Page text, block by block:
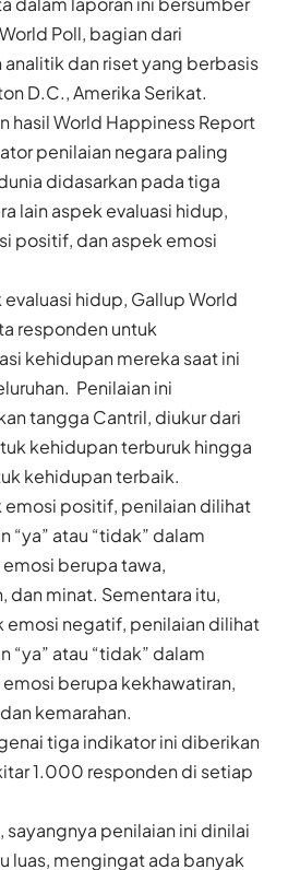
Poll, bagian dari
analitik dan riset yang berbasis
D.C., Amerika Serikat.
hasil World Happiness Report
penilaian negara paling
didasarkan pada tiga
lain aspek evaluasi hidup,
positif, dan aspek emosi
evaluasi hidup, Gallup World
responden untuk
kehidupan mereka saat ini
Penilaian ini
tangga Cantril, diukur dari
kehidupan terburuk hingga
kehidupan terbaik.
emosi positif, penilaian dilihat
“ya” atau “tidak” dalam
berupa tawa,
dan minat. Sementara itu,
emosi negatif, penilaian dilihat
“ya” atau “tidak” dalam
berupa kekhawatiran,
kemarahan.
tiga indikator ini diberikan
1.000 responden di setiap
sayangnya penilaian ini dinilai
luas, mengingat ada banyak